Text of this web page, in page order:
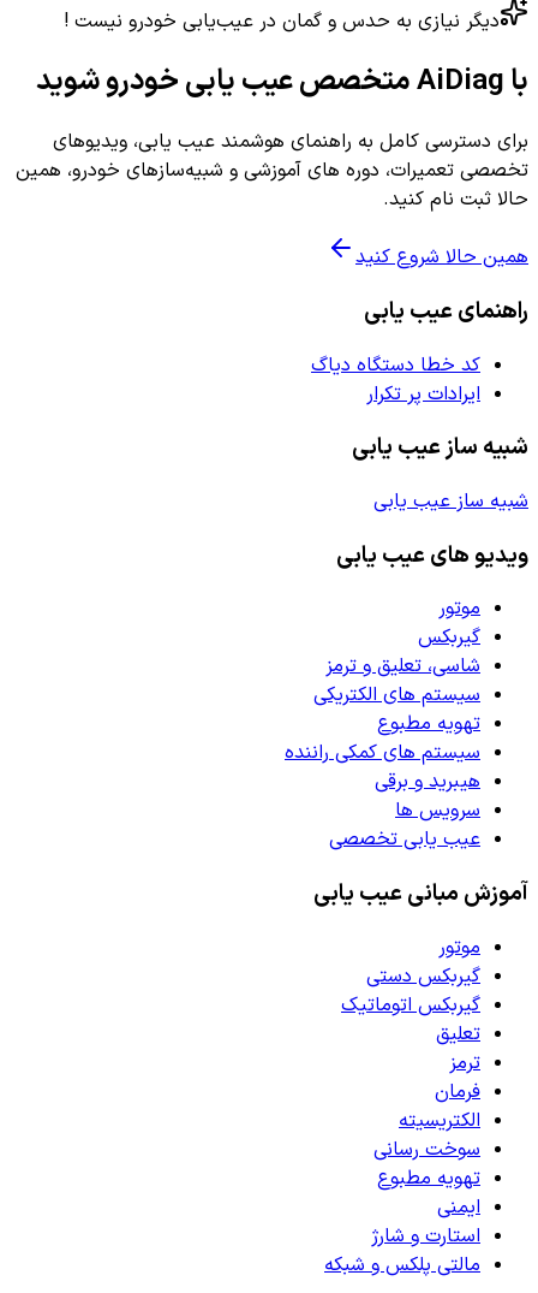
دیگر نیازی به حدس و گمان در عیب‌یابی خودرو نیست !
با AiDiag متخصص عیب یابی خودرو شوید
برای دسترسی کامل به راهنمای هوشمند عیب یابی، ویدیوهای
تخصصی تعمیرات، دوره های آموزشی و شبیه‌سازهای خودرو، همین
حالا ثبت نام کنید.
همین حالا شروع کنید
راهنمای عیب یابی
کد خطا دستگاه دیاگ
ایرادات پر تکرار
شبیه ساز عیب یابی
شبیه ساز عیب یابی
ویدیو های عیب یابی
موتور
گیربکس
شاسی، تعلیق و ترمز
سیستم های الکتریکی
تهویه مطبوع
سیستم های کمکی راننده
هیبرید و برقی
سرویس ها
عیب یابی تخصصی
آموزش مبانی عیب یابی
موتور
گیربکس دستی
گیربکس اتوماتیک
تعلیق
ترمز
فرمان
الکتریسیته
سوخت رسانی
تهویه مطبوع
ایمنی
استارت و شارژ
مالتی پلکس و شبکه